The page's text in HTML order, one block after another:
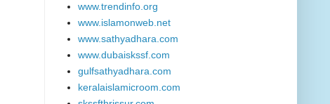
www.trendinfo.org
www.islamonweb.net
www.sathyadhara.com
www.dubaiskssf.com
gulfsathyadhara.com
keralaislamicroom.com